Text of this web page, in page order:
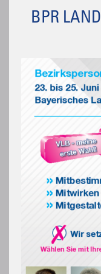
BPR